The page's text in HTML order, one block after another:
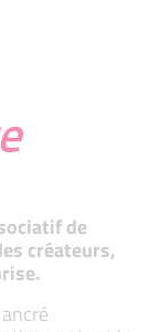
de
créateurs,